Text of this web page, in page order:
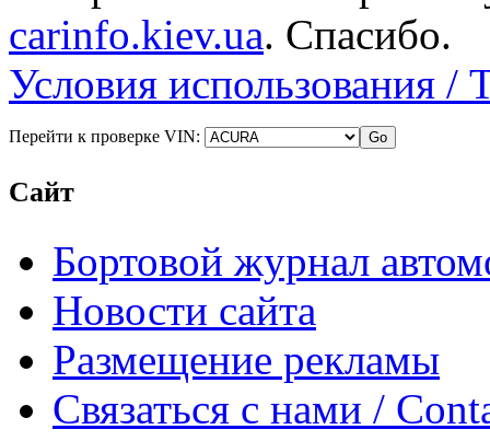
carinfo.kiev.ua. Спасибо.
Условия использования /
Перейти к проверке VIN:
Сайт
Бортовой журнал
Новости сайта
Размещение рекламы
Связаться с нами /